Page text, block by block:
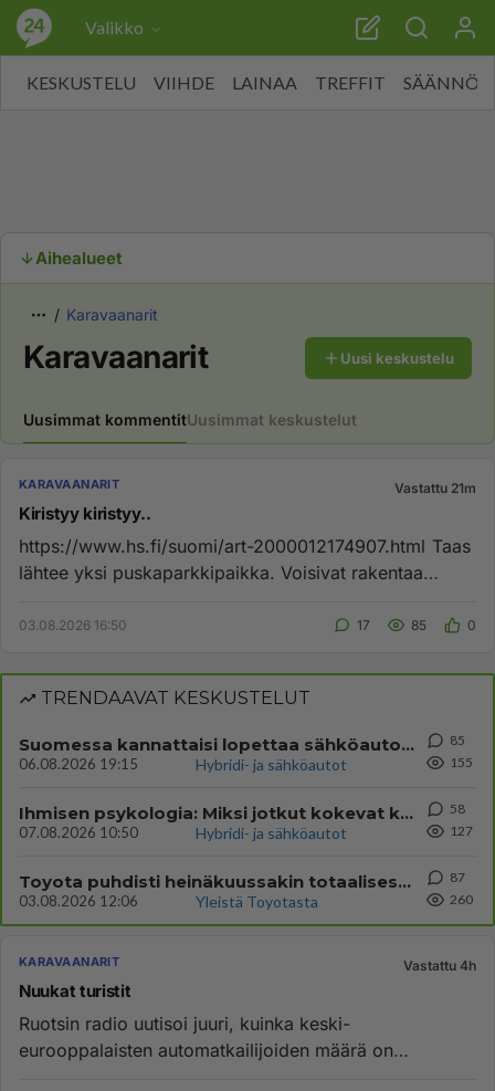
Valikko
KESKUSTELU VIIHDE LAINAA TREFFIT SÄÄNNÖT
Aihealueet
Karavaanarit
Karavaanarit Uusi keskustelu
Uusimmat kommentitUusimmat keskustelut
KARAVAANARIT Vastattu 21m
Kiristyy kiristyy..
https://www.hs.fi/suomi/art-2000012174907.html Taas
lähtee yksi puskaparkkipaikka. Voisivat rakentaa
03.08.2026 16:50 17 85 0
TRENDAAVAT KESKUSTELUT
Suomessa kannattaisi lopettaa sähköautovouhotus
06.08.2026 19:15 Hybridi- ja sähköautot
85
155
Ihmisen psykologia: Miksi jotkut kokevat kehityksen negatiivisena asiana ja vastustavat sitä.
07.08.2026 10:50 Hybridi- ja sähköautot
58
127
Toyota puhdisti heinäkuussakin totaalisesti pöydän jälleen kerran Suomen ensirekisteröinneissä!
03.08.2026 12:06 Yleistä Toyotasta
87
260
KARAVAANARIT Vastattu 4h
Nuukat turistit
Ruotsin radio uutisoi juuri, kuinka keski-
eurooppalaisten automatkailijoiden määrä on